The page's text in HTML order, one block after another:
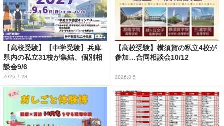
【高校受験】【中学受験】兵庫
県内の私立31校が集結、個別相
談会9/6
2026.7.28
【高校受験】横須賀の私立4校が
参加…合同相談会10/12
2026.8.5